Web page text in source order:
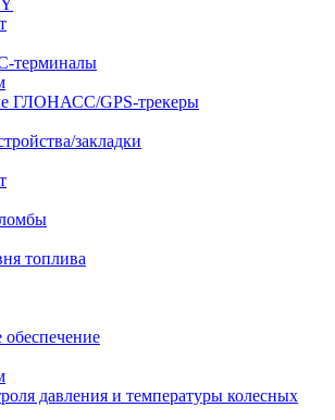
терминалы
ГЛОНАСС/GPS-трекеры
закладки
топлива
давления и температуры колесных